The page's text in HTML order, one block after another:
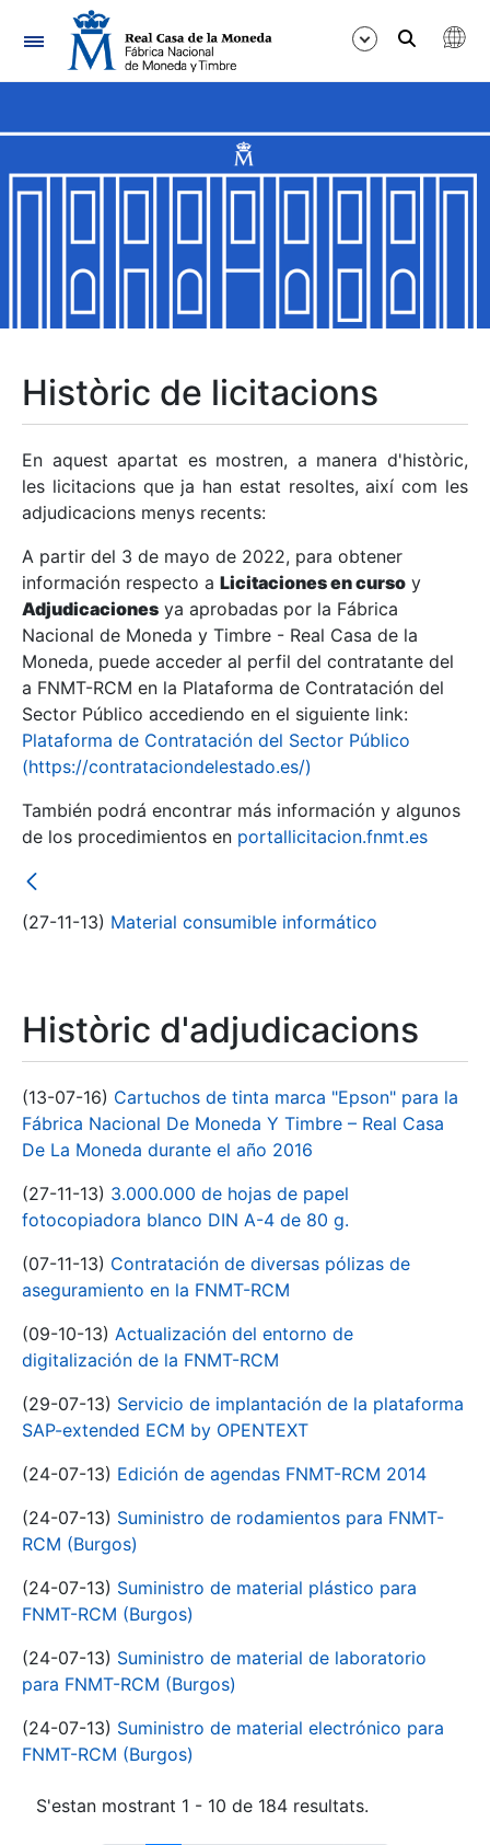
Navegació
Mostra/Amaga
Mostra/Amaga
Mostra/Amaga
Mostra/Amaga
Mostra/Amaga
Històric de licitacions
En aquest apartat es mostren, a manera d'històric,
les licitacions que ja han estat resoltes, així com les
adjudicacions menys recents:
A partir del 3 de mayo de 2022, para obtener
información respecto a Licitaciones en curso y
Adjudicaciones ya aprobadas por la Fábrica
Nacional de Moneda y Timbre - Real Casa de la
Moneda, puede acceder al perfil del contratante del
a FNMT-RCM en la Plataforma de Contratación del
Sector Público accediendo en el siguiente link:
Plataforma de Contratación del Sector Público
(https://contrataciondelestado.es/)
También podrá encontrar más información y algunos
de los procedimientos en portallicitacion.fnmt.es
(27-11-13) Material consumible informático
Històric d'adjudicacions
(13-07-16) Cartuchos de tinta marca "Epson" para la
Fábrica Nacional De Moneda Y Timbre – Real Casa
De La Moneda durante el año 2016
(27-11-13) 3.000.000 de hojas de papel
fotocopiadora blanco DIN A-4 de 80 g.
(07-11-13) Contratación de diversas pólizas de
aseguramiento en la FNMT-RCM
(09-10-13) Actualización del entorno de
digitalización de la FNMT-RCM
(29-07-13) Servicio de implantación de la plataforma
SAP-extended ECM by OPENTEXT
(24-07-13) Edición de agendas FNMT-RCM 2014
(24-07-13) Suministro de rodamientos para FNMT-
RCM (Burgos)
(24-07-13) Suministro de material plástico para
FNMT-RCM (Burgos)
(24-07-13) Suministro de material de laboratorio
para FNMT-RCM (Burgos)
(24-07-13) Suministro de material electrónico para
FNMT-RCM (Burgos)
S'estan mostrant 1 - 10 de 184 resultats.